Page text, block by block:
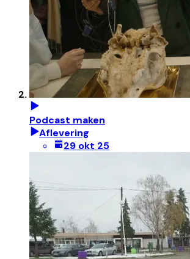
Podcast maken
Aflevering
29 okt 25